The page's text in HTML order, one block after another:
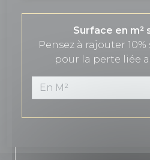
Surface en m²
Pensez à rajouter
pour la perte liée